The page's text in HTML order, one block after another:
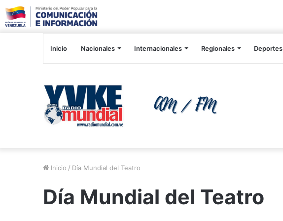
Inicio Nacionales Internacionales Regionales Deportes
Inicio / Día Mundial del Teatro
Día Mundial del Teatro